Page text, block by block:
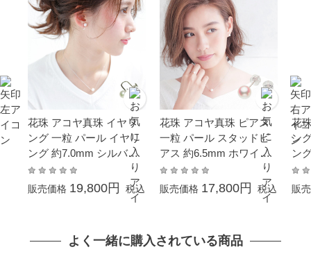
花珠 アコヤ真珠 イヤリ
ング 一粒 パール イヤリ
ング 約7.0mm シルバー
SV 結婚式 葬儀 冠婚葬祭
フォーマル 本真珠 成人
式 卒業式 入学式 母の日
対応 カード花珠鑑別書付
販売価格 19,800円 税込
花珠 アコヤ真珠 ピアス
一粒 パール スタッドピ
アス 約6.5mm ホワイト
ゴールド K14WG 結婚式
冠婚葬祭 フォーマル 本
真珠 成人式 卒業式 入学
アレルギー対応 カード花
販売価格 17,800円 税込
花
ン
ン
フ
販
よく一緒に購入されている商品